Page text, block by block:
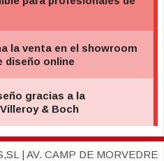
| AV. CAMP DE MORVEDRE